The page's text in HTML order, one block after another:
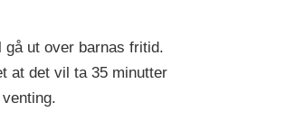
gå ut over barnas fritid.
at det vil ta 35 minutter